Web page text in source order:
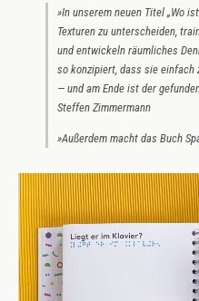
»In unserem neuen Titel „Wo
Texturen zu unterscheiden,
und entwickeln räumliches
so konzipiert, dass sie einfach
— und am Ende ist der
Steffen Zimmermann
»Außerdem macht das Buch